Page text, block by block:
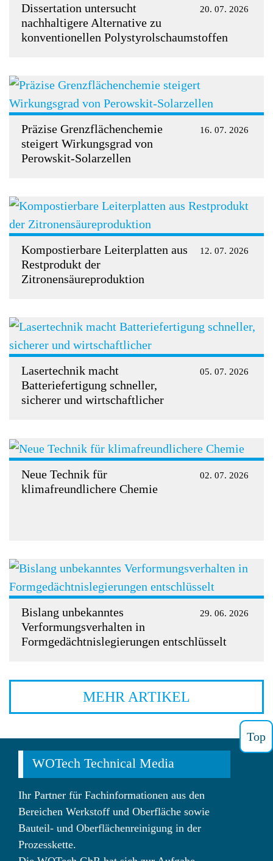
20. 07. 2026
Dissertation untersucht
nachhaltigere Alternative zu
konventionellen Polystyrolschaumstoffen
16. 07. 2026
Präzise Grenzflächenchemie
steigert Wirkungsgrad von
Perowskit-Solarzellen
12. 07. 2026
Kompostierbare Leiterplatten aus
Restprodukt der
Zitronensäureproduktion
05. 07. 2026
Lasertechnik macht
Batteriefertigung schneller,
sicherer und wirtschaftlicher
02. 07. 2026
Neue Technik für
klimafreundlichere Chemie
29. 06. 2026
Bislang unbekanntes
Verformungsverhalten in
Formgedächtnislegierungen entschlüsselt
MEHR ARTIKEL
Top
WOTech Technical Media
Ihr Partner für Fachinformationen aus den
Bereichen Werkstoff und Oberfläche sowie
Bauteil- und Oberflächenreinigung in der
Prozesskette.